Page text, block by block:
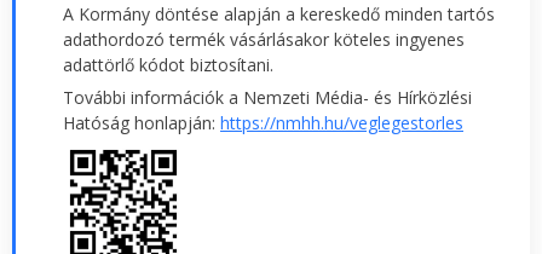
A Kormány döntése alapján a kereskedő minden tartós
adathordozó termék vásárlásakor köteles ingyenes
adattörlő kódot biztosítani.
További információk a Nemzeti Média- és Hírközlési
Hatóság honlapján: https://nmhh.hu/veglegestorles